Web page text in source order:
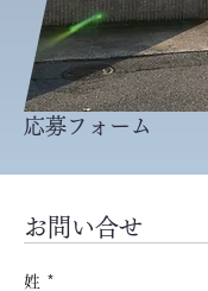
応募フォーム
​ 問い合せ
姓